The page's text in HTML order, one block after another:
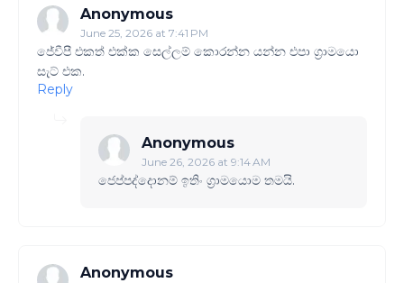
Anonymous
June 25, 2026 at 7:41 PM
ජේවීපී එකත් එක්ක සෙල්ලම් කොරන්න යන්න එපා ග්‍රාමයො
සැට් එක.
Reply
Anonymous
June 26, 2026 at 9:14 AM
ජෙප්පද්දොනම් ඉතිං ග්‍රාමයොම තමයි.
Anonymous